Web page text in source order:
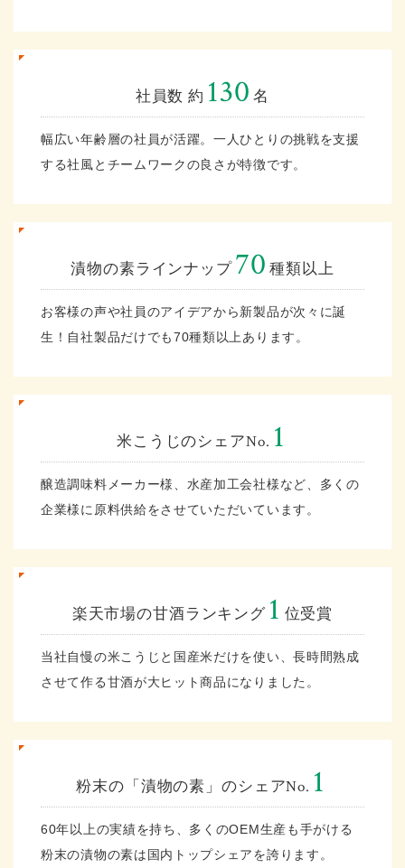
社員数 約 130 名
幅広い年齢層の社員が活躍。一人ひとりの挑戦を支援
する社風とチームワークの良さが特徴です。
漬物の素ラインナップ70 種類以上
お客様の声や社員のアイデアから新製品が次々に誕
生！自社製品だけでも70種類以上あります。
米こうじのシェアNo. 1
醸造調味料メーカー様、水産加工会社様など、多くの
企業様に原料供給をさせていただいています。
楽天市場の甘酒ランキング 1 位受賞
当社自慢の米こうじと国産米だけを使い、長時間熟成
させて作る甘酒が大ヒット商品になりました。
粉末の「漬物の素」のシェアNo. 1
60年以上の実績を持ち、多くのOEM生産も手がける
粉末の漬物の素は国内トップシェアを誇ります。